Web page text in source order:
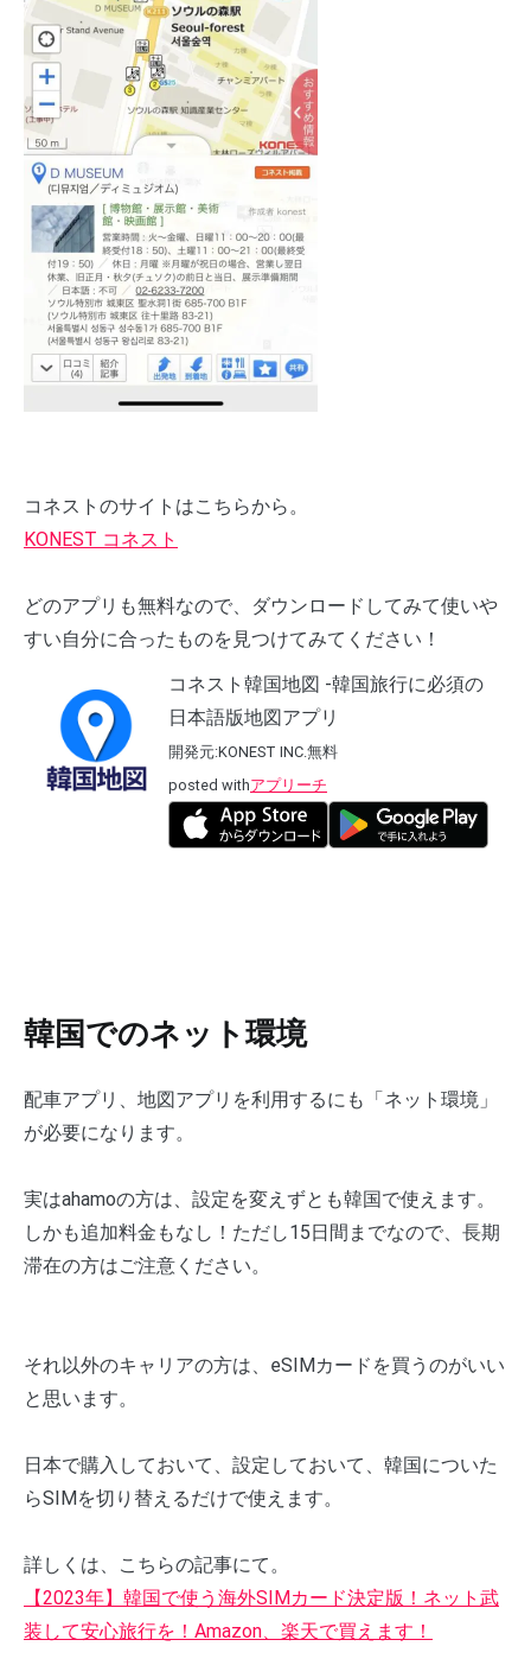
コネストのサイトはこちらから。
KONEST コネスト
どのアプリも無料なので、ダウンロードしてみて使いや
すい自分に合ったものを見つけてみてください！
コネスト韓国地図 -韓国旅行に必須の
日本語版地図アプリ
開発元:KONEST INC. 無料
posted withアプリーチ
韓国でのネット環境
配車アプリ、地図アプリを利用するにも「ネット環境」
が必要になります。
実はahamoの方は、設定を変えずとも韓国で使えます。
しかも追加料金もなし！ただし15日間までなので、長期
滞在の方はご注意ください。
それ以外のキャリアの方は、eSIMカードを買うのがいい
と思います。
日本で購入しておいて、設定しておいて、韓国についた
らSIMを切り替えるだけで使えます。
詳しくは、こちらの記事にて。
【2023年】韓国で使う海外SIMカード決定版！ネット武
装して安心旅行を！Amazon、楽天で買えます！